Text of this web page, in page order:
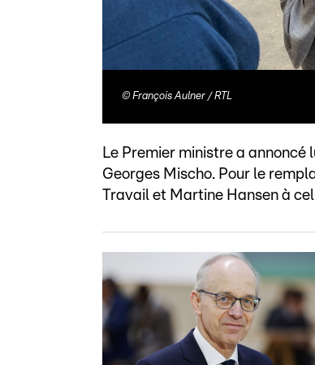
© François Aulner / RTL
Le Premier ministre a
Georges Mischo. Pour le
Travail et Martine Hansen à